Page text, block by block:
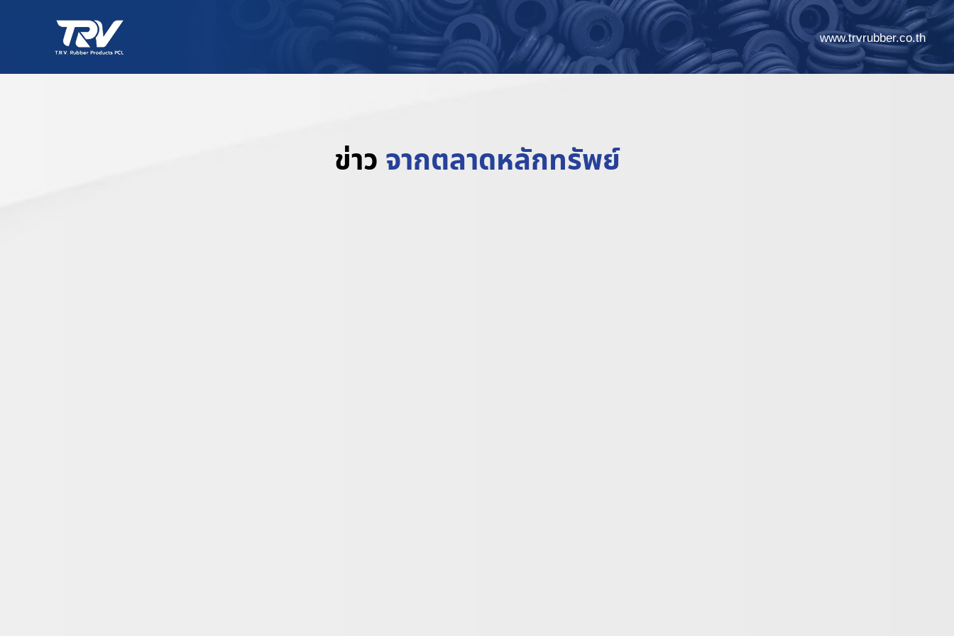
www.trvrubber.co.th
ข่าว จากตลาดหลักทรัพย์